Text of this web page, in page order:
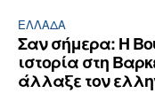
ΕΛΛΆΔΑ
Σαν σήμερα: Η
ιστορία στη
άλλαξε τον